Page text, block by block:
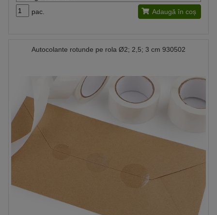
pac. Adaugă în coș
Autocolante rotunde pe rola Ø2; 2,5; 3 cm 930502